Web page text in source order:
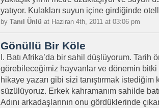
yatıyor. Kulakları suyun içine girdiğinde
by Tanıl Ünlü at Haziran 4th, 2011 at 03:06 pm
Gönüllü Bir Köle
I. Batı Afrika’da bir sahil düşlüyorum. Tarih
görebileceğimiz hayvanlar ve dönemin bitki
hikaye yazarı gibi sizi tanıştırmak istediğim
süzülüyoruz. Erkek kahramanım sahilde
Adını arkadaşlarının onu gördüklerinde